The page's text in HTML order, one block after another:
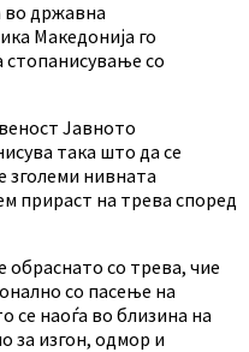
во државна
Македонија го
стопанисување со
Јавното
така што да се
зголеми нивната
прираст на трева според
обраснато со трева, чие
со пасење на
се наоѓа во близина на
за изгон, одмор и